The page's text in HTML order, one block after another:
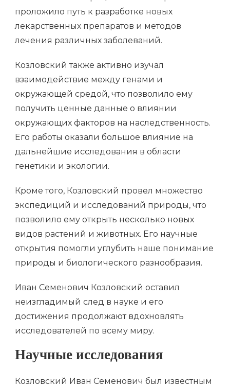
проложило путь к разработке новых
лекарственных препаратов и методов
лечения различных заболеваний.
Козловский также активно изучал
взаимодействие между генами и
окружающей средой, что позволило ему
получить ценные данные о влиянии
окружающих факторов на наследственность.
Его работы оказали большое влияние на
дальнейшие исследования в области
генетики и экологии.
Кроме того, Козловский провел множество
экспедиций и исследований природы, что
позволило ему открыть несколько новых
видов растений и животных. Его научные
открытия помогли углубить наше понимание
природы и биологического разнообразия.
Иван Семенович Козловский оставил
неизгладимый след в науке и его
достижения продолжают вдохновлять
исследователей по всему миру.
Научные исследования
Козловский Иван Семенович был известным